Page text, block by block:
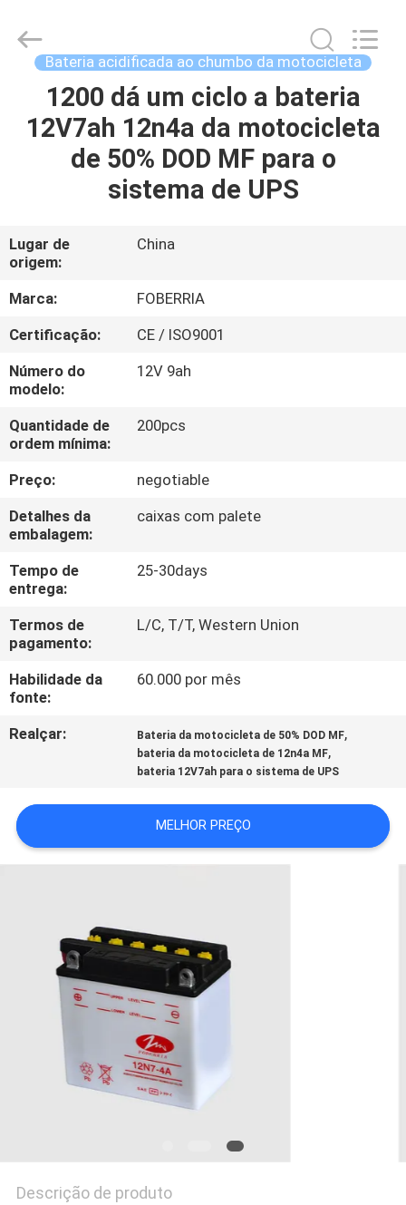
CASA
PRODUTOS
SOBRE
NÓS
EXCURSÃO
DA
FÁBRICA
CONTROLE
DA
QUALIDADE
CONTACTE-
NOS
NOTÍCIA
CASOS
fornecedor.
Copyright
battery.com.
Bateria acidificada ao chumbo da motocicleta
1200 dá um ciclo a bateria
12V7ah 12n4a da motocicleta
de 50% DOD MF para o
sistema de UPS
Lugar de
origem:
China
Marca:
FOBERRIA
Certificação:
CE / ISO9001
Número do
modelo:
12V 9ah
Quantidade de
ordem mínima:
200pcs
Preço:
negotiable
Detalhes da
embalagem:
caixas com palete
Tempo de
entrega:
25-30days
Termos de
pagamento:
L/C, T/T, Western Union
Habilidade da
fonte:
60.000 por mês
Realçar: Bateria da motocicleta de 50% DOD MF,
bateria da motocicleta de 12n4a MF,
bateria 12V7ah para o sistema de UPS
MELHOR PREÇO
Descrição de produto